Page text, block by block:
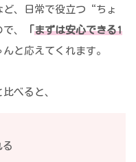
ど、日常で役立つ“ちょ
、
まずは安心できる1
と応えてくれます。
べると、
る